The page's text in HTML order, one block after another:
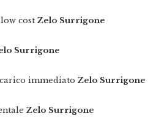
cost Zelo Surrigone
Surrigone
immediato Zelo Surrigone
Zelo Surrigone